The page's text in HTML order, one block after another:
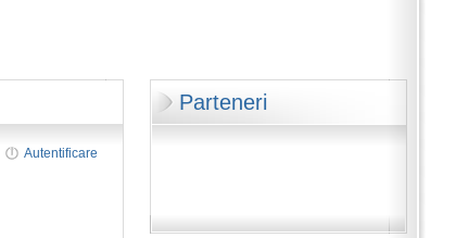
Parteneri
Autentificare